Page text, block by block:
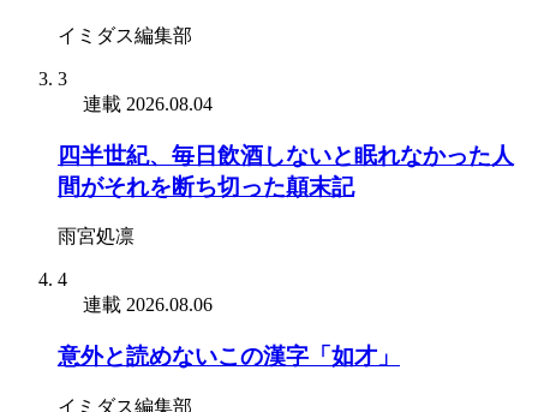
イミダス編集部
3
連載 2026.08.04
四半世紀、毎日飲酒しないと眠れなかった人
間がそれを断ち切った顛末記
雨宮処凛
4
連載 2026.08.06
意外と読めないこの漢字「如才」
イミダス編集部